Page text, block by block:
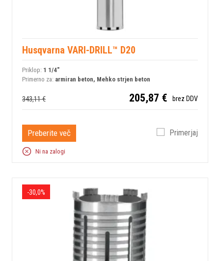
Husqvarna VARI-DRILL™ D20
Priklop: 1 1/4"
Primerno za: armiran beton, Mehko strjen beton
343,11 € 205,87 € brez DDV
Preberite več Primerjaj
Ni na zalogi
-30,0%